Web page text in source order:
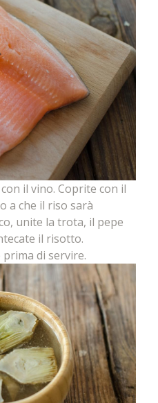
il vino. Coprite con il
a che il riso sarà
unite la trota, il pepe
il risotto.
di servire.